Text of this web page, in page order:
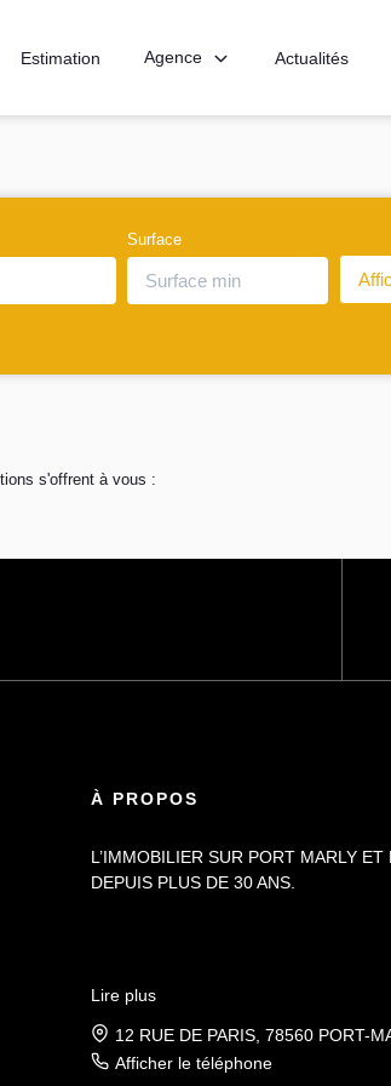
Estimation Agence Actualités
Surface
s'offrent à vous :
À PROPOS
L’IMMOBILIER SUR PORT MARLY ET
DEPUIS PLUS DE 30 ANS.
Lire plus
12 RUE DE PARIS, 78560 PORT-
Afficher le téléphone